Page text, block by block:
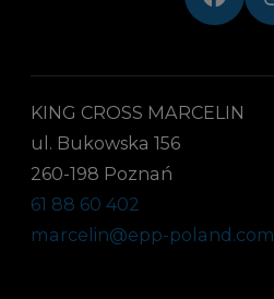
KING CROSS MARCELIN
ul. Bukowska 156
260-198 Poznań
61 88 60 402
marcelin@epp-poland.com